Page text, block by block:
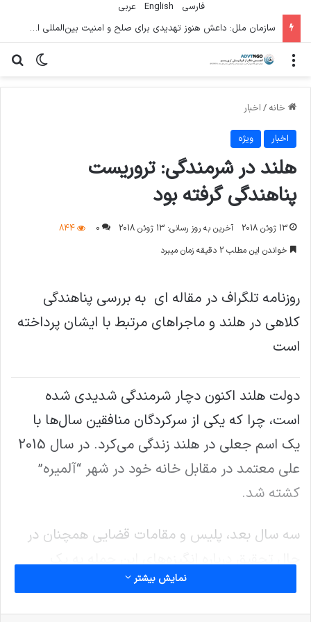
فارسی English
عربي
سازمان ملل: داعش هنوز تهدیدی برای صلح و امنیت بین‌المللی است
تغییر منو
خانه / اخبار
اخبار ویژه
هلند در شرمندگی: تروریست
پناهندگی گرفته بود
13 ژوئن 2018 آخرین به روز رسانی: 13 ژوئن 2018 0
844
خواندن این مطلب 2 دقیقه زمان میبرد
روزنامه تلگراف در مقاله ای به بررسی پناهندگی
کلاهی در هلند و ماجراهای مرتبط با ایشان پرداخته
است
دولت هلند اکنون دچار شرمندگی شدیدی شده
است، چرا که یکی از سرکردگان منافقین سال‌ها با
یک اسم جعلی در هلند زندگی می‌کرد. در سال 2015
علی معتمد در مقابل خانه خود در شهر “آلمیره”
کشته شد.
سه سال بعد، پلیس و مقامات قضایی همچنان در
حال تحقیق درباره انگیزه‌های این حمله به یک
تکنسین برق هستند.نمایش بیشتر